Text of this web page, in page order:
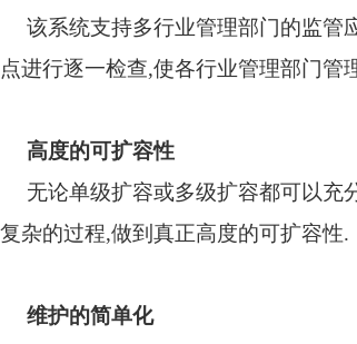
该系统支持多行业管理部门的监管
点进行逐一检查,使各行业管理部门管
高度的可扩容性
无论单级扩容或多级扩容都可以充
复杂的过程,做到真正高度的可扩容性.
维护的简单化